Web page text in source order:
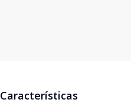
Características